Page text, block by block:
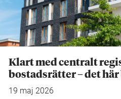
Klart med centralt
bostadsrätter – det här
19 maj 2026